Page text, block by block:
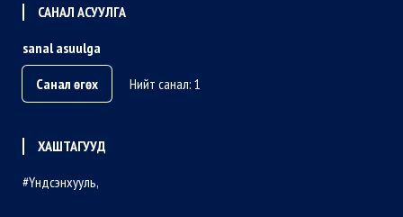
САНАЛ АСУУЛГА
sanal asuulga
Санал өгөх
Нийт санал: 1
ХАШТАГУУД
Үндсэнхууль